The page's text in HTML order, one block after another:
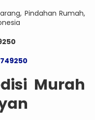
Pindahan Rumah,
Murah